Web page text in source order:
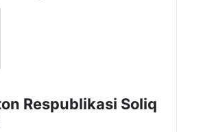
Respublikasi Soliq